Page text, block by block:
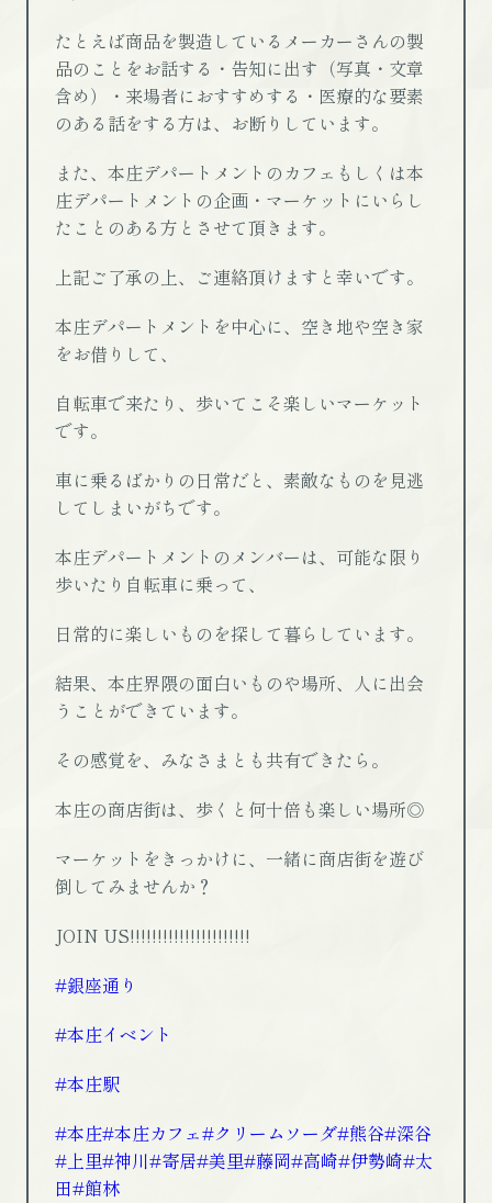
たとえば商品を製造しているメーカーさんの製
品のことをお話する・告知に出す（写真・文章
含め）・来場者におすすめする・医療的な要素
のある話をする方は、お断りしています。
また、本庄デパートメントのカフェもしくは本
庄デパートメントの企画・マーケットにいらし
たことのある方とさせて頂きます。
上記ご了承の上、ご連絡頂けますと幸いです。
本庄デパートメントを中心に、空き地や空き家
をお借りして、
自転車で来たり、歩いてこそ楽しいマーケット
です。
車に乗るばかりの日常だと、素敵なものを見逃
してしまいがちです。
本庄デパートメントのメンバーは、可能な限り
歩いたり自転車に乗って、
日常的に楽しいものを探して暮らしています。
結果、本庄界隈の面白いものや場所、人に出会
うことができています。
その感覚を、みなさまとも共有できたら。
本庄の商店街は、歩くと何十倍も楽しい場所◎
マーケットをきっかけに、一緒に商店街を遊び
倒してみませんか？
JOIN US!!!!!!!!!!!!!!!!!!!!!!
#銀座通り
#本庄イベント
#本庄駅
#本庄#本庄カフェ#クリームソーダ#熊谷#深谷
#上里#神川#寄居#美里#藤岡#高崎#伊勢崎#太
田#館林